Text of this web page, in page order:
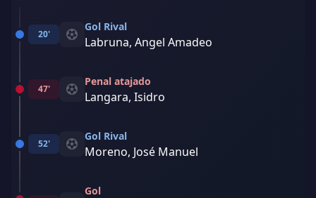
20'
Gol Rival
Labruna, Angel Amadeo
47'
Penal atajado
Langara, Isidro
52'
Gol Rival
Moreno, José Manuel
Gol